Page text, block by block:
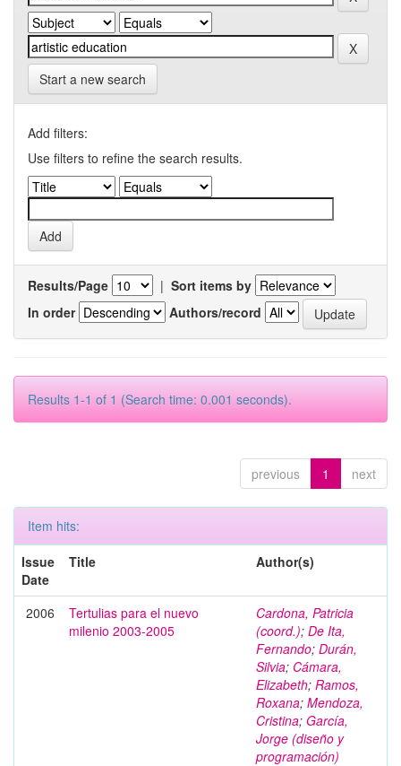
Start a new search
Add filters:
Use filters to refine the search results.
Results/Page | Sort items by
In order
Authors/record
Results 1-1 of 1 (Search time: 0.001 seconds).
previous 1 next
Item hits:
Issue
Date
Title Author(s)
2006
Tertulias para el nuevo
milenio 2003-2005
Cardona, Patricia
(coord.); De Ita,
Fernando; Durán,
Silvia; Cámara,
Elizabeth; Ramos,
Roxana; Mendoza,
Cristina; García,
Jorge (diseño y
programación)